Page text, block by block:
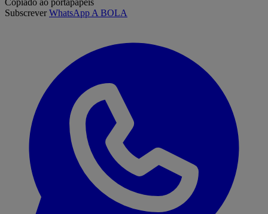
Copiado ao portapapeis
SubscreverWhatsApp A BOLA